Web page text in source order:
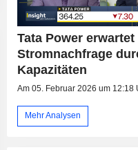
Tata Power erwartet
Stromnachfrage
Kapazitäten
Am 05. Februar 2026 um 12:18
Mehr Analysen